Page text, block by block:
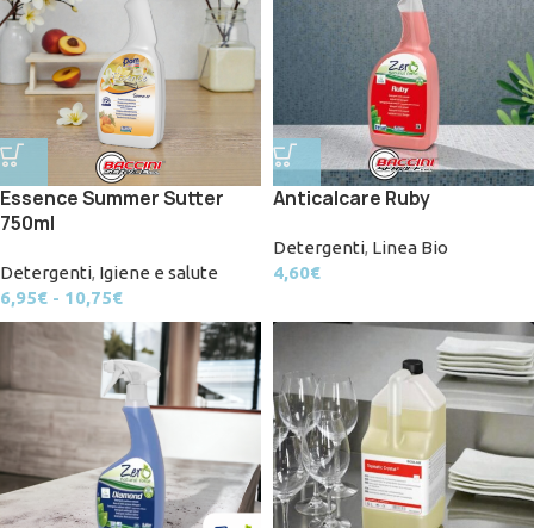
Essence Summer Sutter
750ml
Detergenti, Igiene e salute
6,95€ - 10,75€
Anticalcare Ruby
Detergenti, Linea Bio
4,60€